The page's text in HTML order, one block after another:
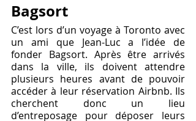
Bagsort
C’est lors d’un voyage à Toronto avec
un ami que Jean-Luc a l’idée de
fonder Bagsort. Après être arrivés
dans la ville, ils doivent attendre
plusieurs heures avant de pouvoir
accéder à leur réservation Airbnb. Ils
cherchent donc un lieu
d’entreposage pour déposer leurs